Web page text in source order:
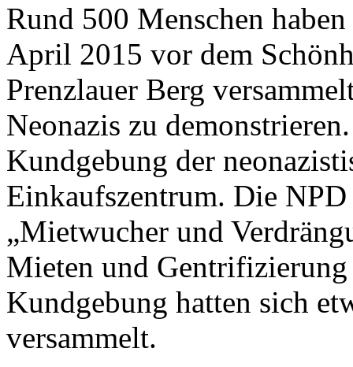
Rund 500 Menschen
April 2015 vor dem
Prenzlauer Berg
Neonazis zu
Kundgebung der
Einkaufszentrum. Die
„Mietwucher und
Mieten und
Kundgebung hatten sich
versammelt.